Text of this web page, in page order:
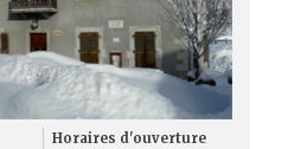
Horaires d'ouverture